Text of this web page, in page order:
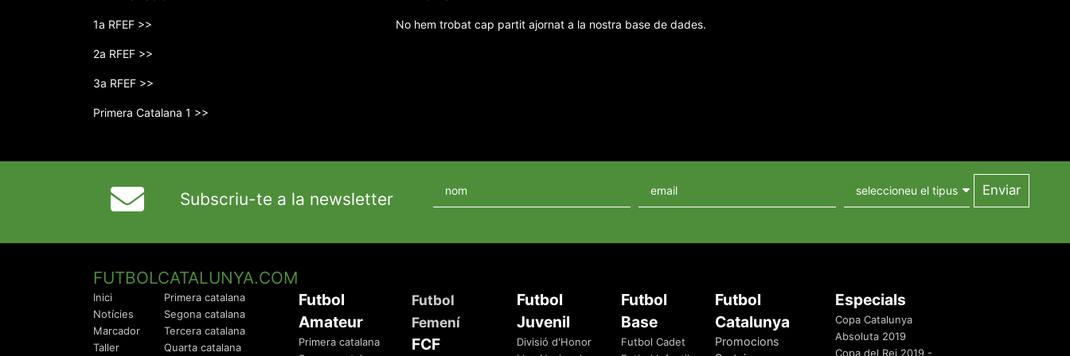
1a RFEF >>
2a RFEF >>
3a RFEF >>
Primera Catalana 1 >>
No hem trobat cap partit ajornat a la nostra base de dades.
Subscriu-te a la newsletter
FUTBOLCATALUNYA.COM
Inici
Notícies
Marcador
Taller
Primera catalana
Segona catalana
Tercera catalana
Quarta catalana
Futbol
Amateur
Primera catalana
Futbol
Femení
FCF
Futbol
Juvenil
Divisió d'Honor
Futbol
Base
Futbol Cadet
Futbol
Catalunya
Promocions
Especials
Copa Catalunya
Absoluta 2019
Copa del Rei 2019 -